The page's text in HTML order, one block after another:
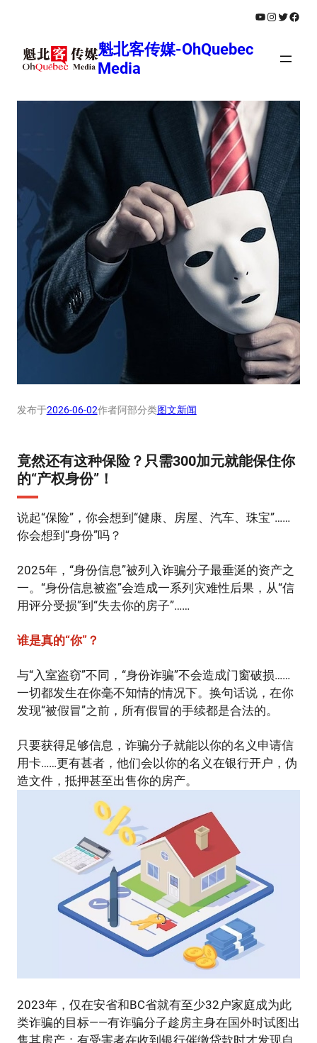
YouTube
Instagram
Twitter
魁北客传媒-OhQuebec
Media
发布于2026-06-02作者阿部分类图文新闻
竟然还有这种保险？只需300加元就能保住你
的“产权身份”！
说起“保险”，你会想到“健康、房屋、汽车、珠宝”……
你会想到“身份”吗？
2025年，“身份信息”被列入诈骗分子最垂涎的资产之
一。“身份信息被盗”会造成一系列灾难性后果，从“信
用评分受损”到“失去你的房子”……
谁是真的“你”？
与“入室盗窃”不同，“身份诈骗”不会造成门窗破损……
一切都发生在你毫不知情的情况下。换句话说，在你
发现“被假冒”之前，所有假冒的手续都是合法的。
只要获得足够信息，诈骗分子就能以你的名义申请信
用卡……更有甚者，他们会以你的名义在银行开户，伪
造文件，抵押甚至出售你的房产。
2023年，仅在安省和BC省就有至少32户家庭成为此
类诈骗的目标——有诈骗分子趁房主身在国外时试图出
售其房产；有受害者在收到银行催缴贷款时才发现自